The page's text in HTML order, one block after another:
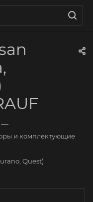
—
и комплектующие
Quest)